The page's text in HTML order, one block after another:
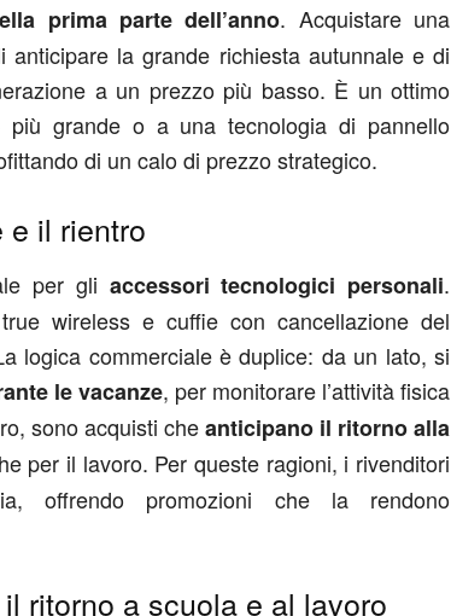
prima parte dell’anno. Acquistare una
la grande richiesta autunnale e di
a un prezzo più basso. È un ottimo
grande o a una tecnologia di pannello
di un calo di prezzo strategico.
e il rientro
per gli accessori tecnologici personali.
wireless e cuffie con cancellazione del
logica commerciale è duplice: da un lato, si
le vacanze, per monitorare l’attività fisica
sono acquisti cheanticipano il ritorno alla
per il lavoro. Per queste ragioni, i rivenditori
offrendo promozioni che la rendono
ritorno a scuola e al lavoro